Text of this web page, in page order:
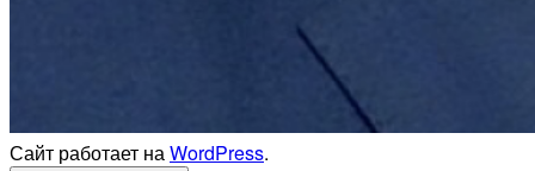
Сайт работает наWordPress.